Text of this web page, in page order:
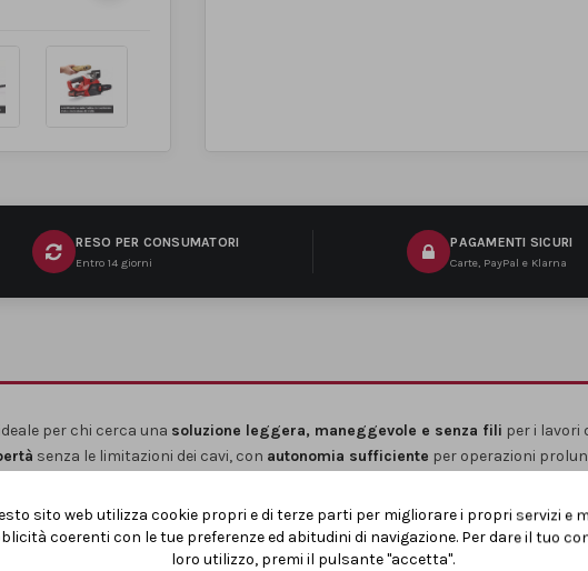
RESO PER CONSUMATORI
Entro 14 giorni
PAGAMENTI SICURI
Carte, PayPal e Klarna
per chi cerca una soluzione leggera, maneggevole e senza fili per i lavori
senza le limitazioni dei cavi, con autonomia sufficiente per operazioni
su rami e tronchi di dimensioni medie.
garantendo scorrevolezza e lunga duratanel tempo, mentre il
sito web utilizza cookie propri e di terze parti per migliorare i propri servizi e
coerenti con le tue preferenze ed abitudini di navigazione. Per dare il tuo
loro utilizzo, premi il pulsante "accetta".